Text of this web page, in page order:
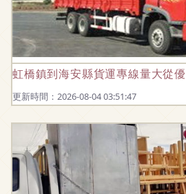
虹橋鎮到海安縣貨運專線量大從優
更新時間：2026-08-04 03:51:47